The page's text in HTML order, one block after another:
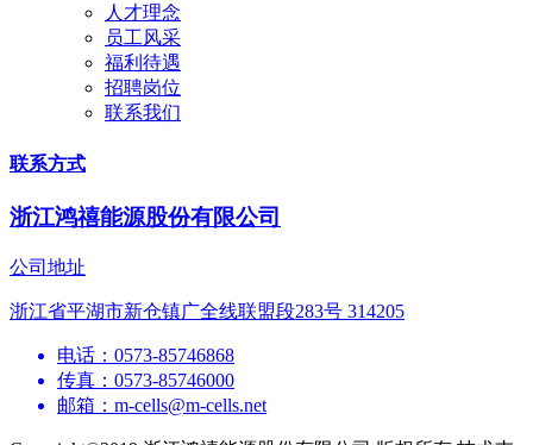
人才理念
员工风采
福利待遇
招聘岗位
联系我们
联系方式
浙江鸿禧能源股份有限公司
公司地址
浙江省平湖市新仓镇广全线联盟段283号 314205
电话：0573-85746868
传真：0573-85746000
邮箱：m-cells@m-cells.net